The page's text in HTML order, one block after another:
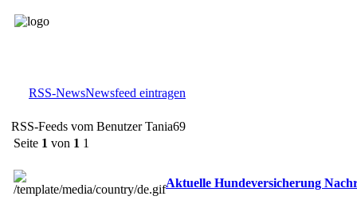
RSS-NewsNewsfeed eintragen
RSS-Feeds vom Benutzer Tania69
Seite 1 von 1 1
Aktuelle Hundeversicherung